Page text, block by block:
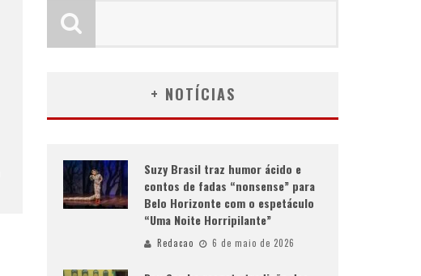
+ NOTÍCIAS
Suzy Brasil traz humor ácido e
contos de fadas “nonsense” para
Belo Horizonte com o espetáculo
“Uma Noite Horripilante”
Redacao 6 de maio de 2026